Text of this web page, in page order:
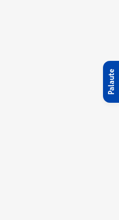
Palaute